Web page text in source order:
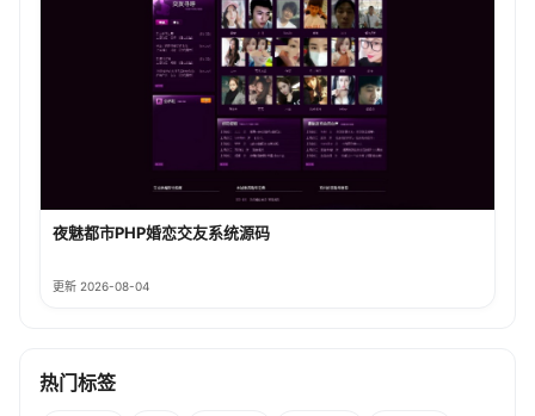
夜魅都市PHP婚恋交友系统源码
更新 2026-08-04
热门标签